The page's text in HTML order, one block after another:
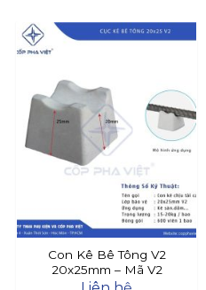
Con Kê Bê Tông V2
20x25mm – Mã V2